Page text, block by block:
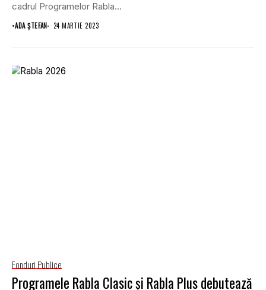
cadrul Programelor Rabla...
•ADA ȘTEFAN 24 MARTIE 2023
Fonduri Publice
Programele Rabla Clasic și Rabla Plus debutează